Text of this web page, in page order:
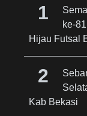
ke-
Hijau Futsal
Kab Bekasi